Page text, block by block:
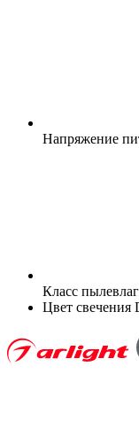
Напряжение
Класс
Цвет свечения